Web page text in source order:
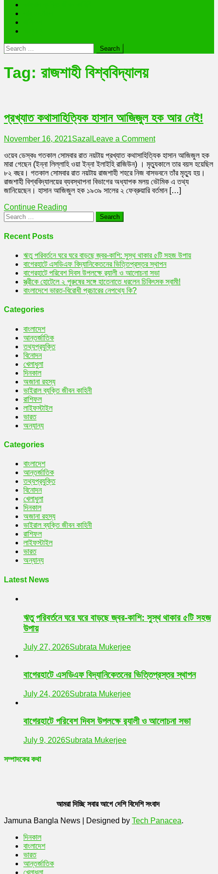
Search
for:
Tag: রাজশাহী বিশ্ববিদ্যালয়
প্রখ্যাত কথাসাহিত্যিক হাসান আজিজুল হক আর নেই!
November 16, 2021Sazal Leave a Commenton
কথাসাহিত্যিক
হাসান
আজিজুল
হক
আর
ওয়েব ডেস্কঃ গতকাল সোমবার রাত নয়টায় প্রখ্যাত কথাসাহিত্যিক হাসান আজিজুল হক
মারা গেছেন (ইন্না লিল্লাহি ওয়া ইন্না ইলাইহি রাজিউন) । মৃত্যুকালে তার বয়স হয়েছিল
৮২ বছর। গতকাল সোমবার রাত নয়টায় রাজশাহী শহরে নিজ বাসভবনে তাঁর মৃত্যু হয়।
রাজশাহী বিশ্ববিদ্যালয়ের ব্যবস্থাপনা বিভাগের অধ্যাপক মলয় ভৌমিক এ তথ্য
জানিয়েছেন। হাসান আজিজুল হক ১৯৩৯ সালের ২ ফেব্রুয়ারি বর্তমান […]
Continue Reading
Search
for:
Recent Posts
ঋতু পরিবর্তনে ঘরে ঘরে বাড়ছে জ্বর-কাশি: সুস্থ থাকার ৫টি সহজ উপায়
বাগেরহাটে এসডিএফ বিদ্যানিকেতনের ভিত্তিপ্রস্তর স্থাপন
বাগেরহাটে পরিবেশ দিবস উপলক্ষে র‌্যালী ও আলোচনা সভা
স্ত্রীকে হোটেলে ২ পুরুষের সঙ্গে হাতেনাতে ধরলেন চিকিৎসক স্বামী!
বাংলাদেশে ভারত-বিরোধী প্রচারের নেপথ্যে কি?
Categories
বাংলাদেশ
আন্তর্জাতিক
তথ্যপ্রযুক্তি
বিনোদন
খেলাধুলা
দিনকাল
অজানা রহস্য
ভাইরাল ব্যক্তি জীবন কাহিনী
রাশিফল
লাইফস্টাইল
ভারত
অন্যান্য
Categories
বাংলাদেশ
আন্তর্জাতিক
তথ্যপ্রযুক্তি
বিনোদন
খেলাধুলা
দিনকাল
অজানা রহস্য
ভাইরাল ব্যক্তি জীবন কাহিনী
রাশিফল
লাইফস্টাইল
ভারত
অন্যান্য
Latest News
ঋতু পরিবর্তনে ঘরে ঘরে বাড়ছে জ্বর-কাশি: সুস্থ থাকার ৫টি সহজ
উপায়
July 27, 2026Subrata Mukerjee
বাগেরহাটে এসডিএফ বিদ্যানিকেতনের ভিত্তিপ্রস্তর স্থাপন
July 24, 2026Subrata Mukerjee
বাগেরহাটে পরিবেশ দিবস উপলক্ষে র‌্যালী ও আলোচনা সভা
July 9, 2026Subrata Mukerjee
সম্পাদকের কথা
আমরা দিচ্ছি সবার আগে দেশি বিদেশি সংবাদ
Jamuna Bangla News
Designed by Tech Panacea.
দিনকাল
বাংলাদেশ
ভারত
আন্তর্জাতিক
খেলাধুলা